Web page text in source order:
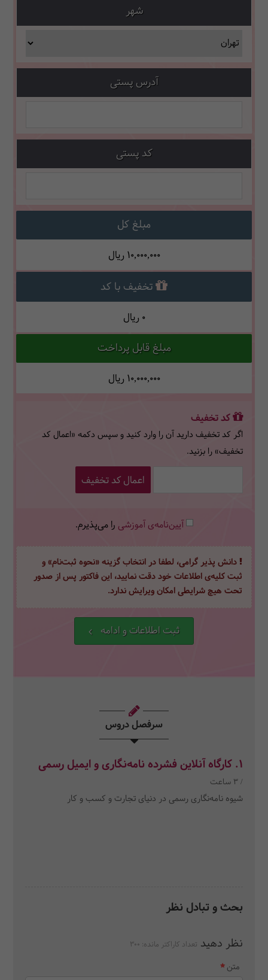
شهر
آدرس پستی
کد پستی
مبلغ کل
10,000,000 ریال
تخفیف با کد
0 ریال
مبلغ قابل پرداخت
10,000,000 ریال
کد تخفیف
اگر کد تخفیف دارید آن را وارد کنید و سپس دکمه «اعمال کد
تخفیف» را بزنید.
اعمال کد تخفیف
آیین‌نامه‌ی آموزشی را می‌پذیرم.
دانش پذیر گرامی، لطفا در انتخاب گزینه «نحوه ثبت‌نام» و
ثبت کلیه‌ی اطلاعات خود دقت نمایید، این فاکتور پس از صدور
تحت هیچ شرایطی امکان ویرایش ندارد.
ثبت اطلاعات و ادامه
سرفصل دروس
1. کارگاه آنلاین فشرده نامه‌نگاری و ایمیل رسمی
/ 3 ساعت
شیوه نامه‌نگاری رسمی در دنیای تجارت و کسب و کار
بحث و تبادل نظر
نظر دهید تعداد کاراکتر مانده: 300
متن